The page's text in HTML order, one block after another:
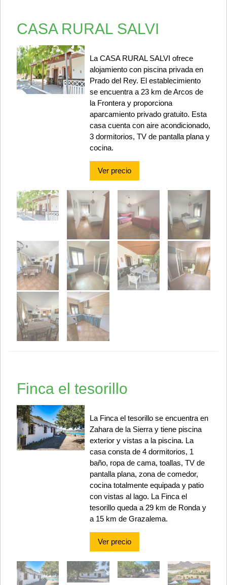
CASA RURAL SALVI
La CASA RURAL SALVI ofrece
alojamiento con piscina privada en
Prado del Rey. El establecimiento
se encuentra a 23 km de Arcos de
la Frontera y proporciona
aparcamiento privado gratuito. Esta
casa cuenta con aire acondicionado,
3 dormitorios, TV de pantalla plana y
cocina.
Ver precio
Finca el tesorillo
La Finca el tesorillo se encuentra en
Zahara de la Sierra y tiene piscina
exterior y vistas a la piscina. La
casa consta de 4 dormitorios, 1
baño, ropa de cama, toallas, TV de
pantalla plana, zona de comedor,
cocina totalmente equipada y patio
con vistas al lago. La Finca el
tesorillo queda a 29 km de Ronda y
a 15 km de Grazalema.
Ver precio